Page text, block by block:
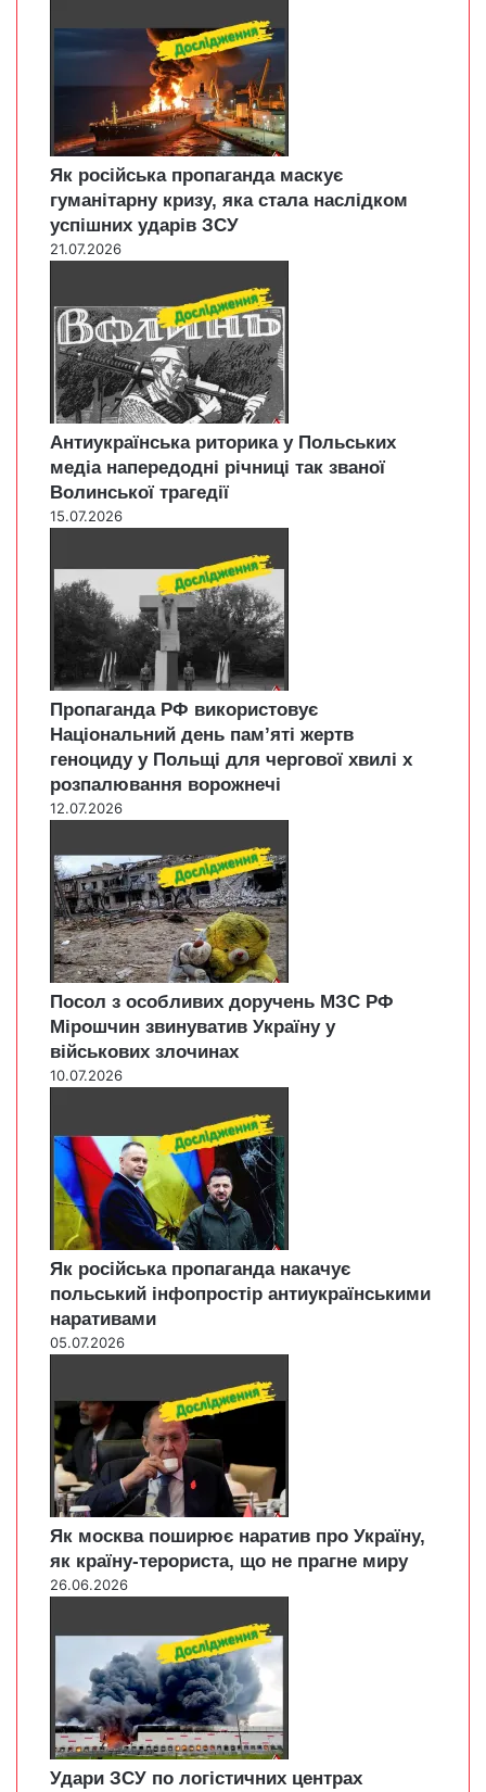
Як російська пропаганда маскує
гуманітарну кризу, яка стала наслідком
успішних ударів ЗСУ
21.07.2026
Антиукраїнська риторика у Польських
медіа напередодні річниці так званої
Волинської трагедії
15.07.2026
Пропаганда РФ використовує
Національний день пам’яті жертв
геноциду у Польщі для чергової хвилі х
розпалювання ворожнечі
12.07.2026
Посол з особливих доручень МЗС РФ
Мірошчин звинуватив Україну у
військових злочинах
10.07.2026
Як російська пропаганда накачує
польський інфопростір антиукраїнськими
наративами
05.07.2026
Як москва поширює наратив про Україну,
як країну-терориста, що не прагне миру
26.06.2026
Удари ЗСУ по логістичних центрах